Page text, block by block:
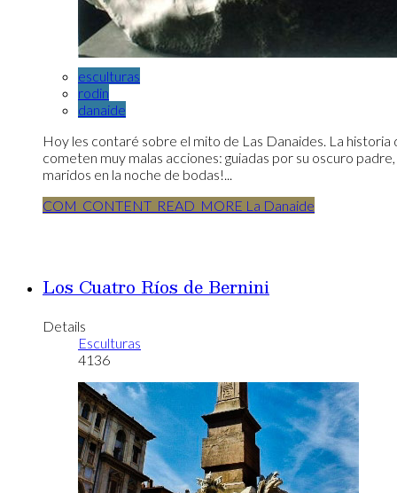
esculturas
rodin
danaide
Hoy les contaré sobre el mito de Las Danaides. La
cometen muy malas acciones: guiadas por su oscuro padre,
maridos en la noche de bodas!...
COM_CONTENT_READ_MORE La Danaide
Los Cuatro Ríos de Bernini
Details
Esculturas
4136